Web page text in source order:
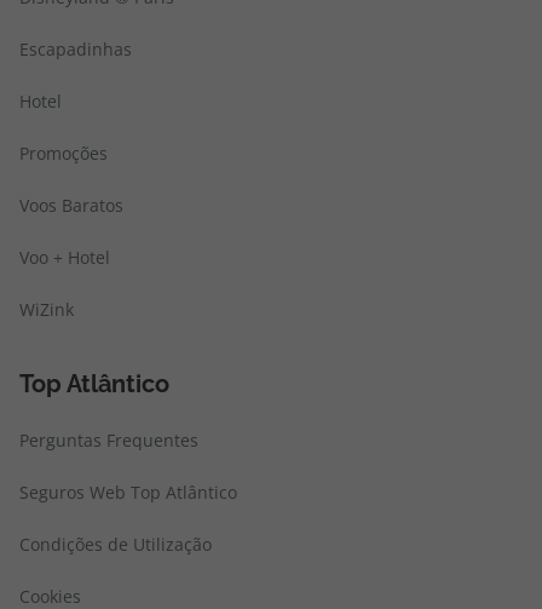
Escapadinhas
Hotel
Promoções
Voos Baratos
Voo + Hotel
WiZink
Top Atlântico
Perguntas Frequentes
Seguros Web Top Atlântico
Condições de Utilização
Cookies